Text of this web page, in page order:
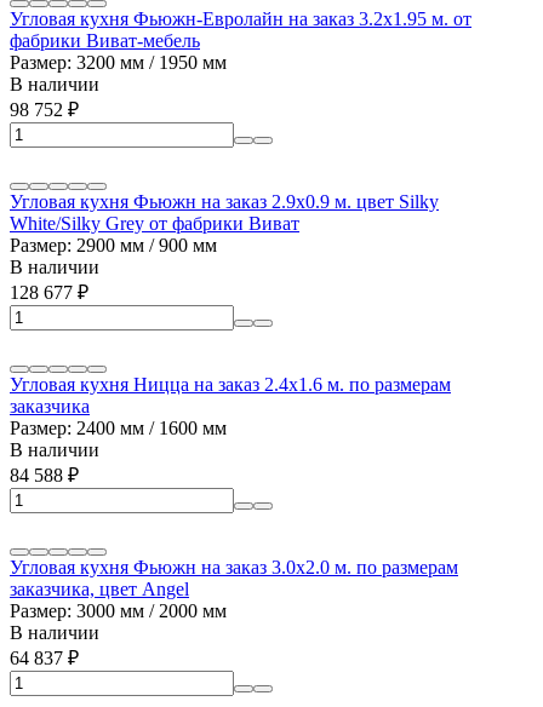
Угловая кухня Фьюжн-Евролайн на заказ 3.2х1.95 м. от
фабрики Виват-мебель
Размер: 3200 мм / 1950 мм
В наличии
98 752 ₽
Угловая кухня Фьюжн на заказ 2.9х0.9 м. цвет Silky
White/Silky Grey от фабрики Виват
Размер: 2900 мм / 900 мм
В наличии
128 677 ₽
Угловая кухня Ницца на заказ 2.4х1.6 м. по размерам
заказчика
Размер: 2400 мм / 1600 мм
В наличии
84 588 ₽
Угловая кухня Фьюжн на заказ 3.0х2.0 м. по размерам
заказчика, цвет Angel
Размер: 3000 мм / 2000 мм
В наличии
64 837 ₽